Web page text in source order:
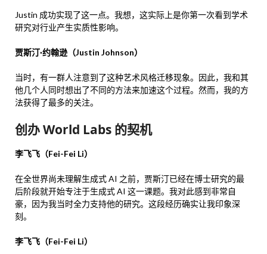
Justin 成功实现了这一点。我想，这实际上是你第一次看到学术
研究对行业产生实质性影响。
贾斯汀·约翰逊（Justin Johnson）
当时，有一群人注意到了这种艺术风格迁移现象。因此，我和其
他几个人同时想出了不同的方法来加速这个过程。然而，我的方
法获得了最多的关注。
创办 World Labs 的契机
李飞飞（Fei-Fei Li）
在全世界尚未理解生成式 AI 之前，贾斯汀已经在博士研究的最
后阶段就开始专注于生成式 AI 这一课题。我对此感到非常自
豪，因为我当时全力支持他的研究。这段经历确实让我印象深
刻。
李飞飞（Fei-Fei Li）